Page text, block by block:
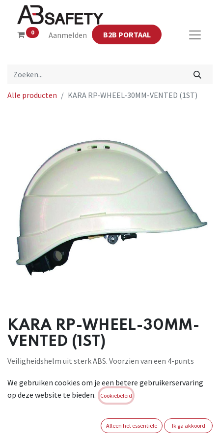
0 Aanmelden B2B PORTAAL
Alle producten KARA RP-WHEEL-30MM-VENTED (1ST)
KARA RP-WHEEL-30MM-
VENTED (1ST)
Veiligheidshelm uit sterk ABS. Voorzien van een 4-punts
kunststof
zweetband. Geventileerde versie: -20°C, 440VAC. Gewicht 340
We gebruiken cookies om je een betere gebruikerservaring
op deze website te bieden.
Cookiebeleid
Alleen het essentiële Ik ga akkoord